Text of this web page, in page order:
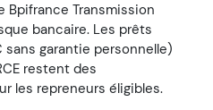
Bpifrance Transmission
bancaire. Les prêts
garantie personnelle)
restent des
les repreneurs éligibles.